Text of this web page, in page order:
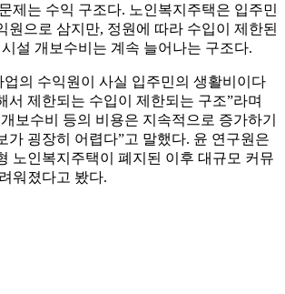
제는 수익 구조다. 노인복지주택은 입주민
원으로 삼지만, 정원에 따라 수입이 제한된
설 개보수비는 계속 늘어나는 구조다.
업의 수익원이 사실 입주민의 생활비이다
서 제한되는 수입이 제한되는 구조”라며
보수비 등의 비용은 지속적으로 증가하기
가 굉장히 어렵다”고 말했다. 윤 연구원은
노인복지주택이 폐지된 이후 대규모 커뮤
워졌다고 봤다.